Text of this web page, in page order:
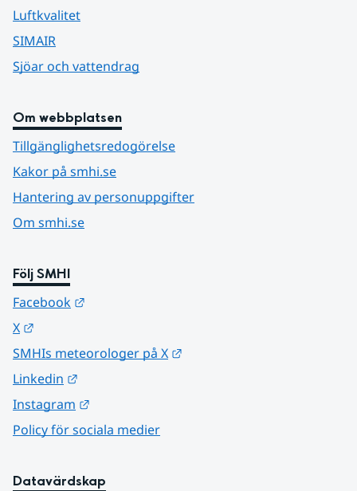
Luftkvalitet
SIMAIR
Sjöar och vattendrag
Om webbplatsen
Tillgänglighetsredogörelse
Kakor på smhi.se
Hantering av personuppgifter
Om smhi.se
Följ SMHI
Facebook
X
SMHIs meteorologer på X
Linkedin
Instagram
Policy för sociala medier
Datavärdskap